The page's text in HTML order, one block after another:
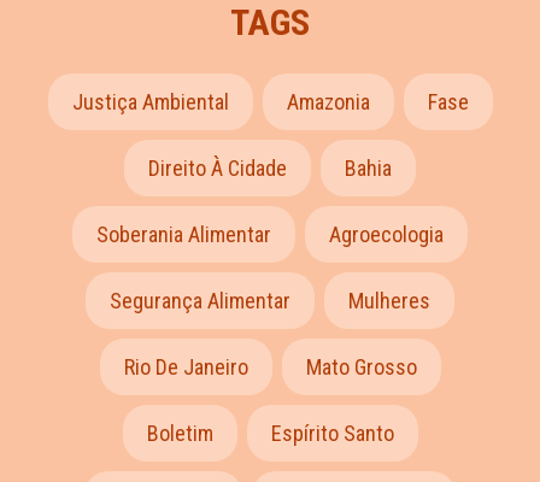
TAGS
Justiça Ambiental Amazonia Fase
Direito À Cidade Bahia
Soberania Alimentar Agroecologia
Segurança Alimentar Mulheres
Rio De Janeiro Mato Grosso
Boletim Espírito Santo